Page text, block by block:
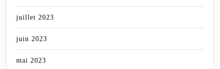
juillet 2023
juin 2023
mai 2023